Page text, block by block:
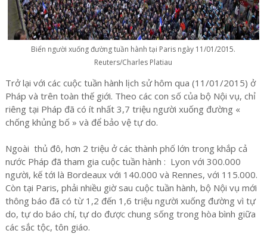
Biển người xuống đường tuần hành tại Paris ngày 11/01/2015.
Reuters/Charles Platiau
Trở lại với các cuộc tuần hành lịch sử hôm qua (11/01/2015) ở
Pháp và trên toàn thế giới. Theo các con số của bộ Nội vụ, chỉ
riêng tại Pháp đã có ít nhất 3,7 triệu người xuống đường «
chống khủng bố » và để bảo vệ tự do.
Ngoài thủ đô, hơn 2 triệu ở các thành phố lớn trong khắp cả
nước Pháp đã tham gia cuộc tuần hành : Lyon với 300.000
người, kế tới là Bordeaux với 140.000 và Rennes, với 115.000.
Còn tại Paris, phải nhiều giờ sau cuộc tuần hành, bộ Nội vụ mới
thông báo đã có từ 1,2 đến 1,6 triệu người xuống đường vì tự
do, tự do báo chí, tự do được chung sống trong hòa bình giữa
các sắc tộc, tôn giáo.